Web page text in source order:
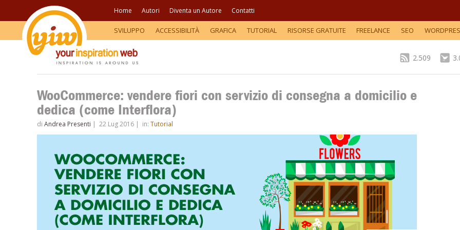
Home Autori Diventa un Autore Contatti
SVILUPPO ACCESSIBILITÀ GRAFICA TUTORIAL RISORSE GRATUITE FREELANCE SEO
2.509
WooCommerce: vendere fiori con servizio di consegna a domicilio e
dedica (come Interflora)
di Andrea Presenti | 22 Lug 2016 | in: Tutorial